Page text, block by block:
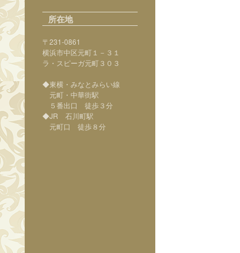
所在地
〒231-0861
横浜市中区元町１－３１
ラ・スピーガ元町３０３
◆東横・みなとみらい線
元町・中華街駅
５番出口 徒歩３分
◆JR 石川町駅
元町口 徒歩８分